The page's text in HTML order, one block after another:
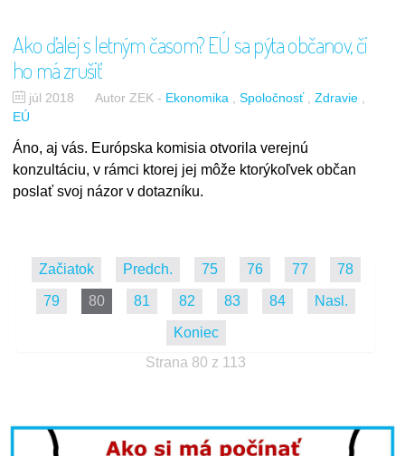
Ako ďalej s letným časom? EÚ sa pýta občanov, či
ho má zrušiť
júl 2018 Autor ZEK- Ekonomika Spoločnosť
Zdravie
EÚ
Áno, aj vás. Európska komisia otvorila verejnú
konzultáciu, v rámci ktorej jej môže ktorýkoľvek občan
poslať svoj názor v dotazníku.
Začiatok Predch. 75 76 77 78
79 80 81 82 83 84 Nasl.
Koniec
Strana 80 z 113